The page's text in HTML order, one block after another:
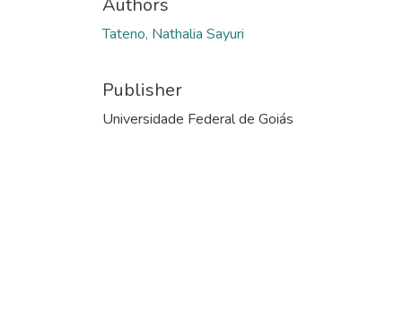
Authors
Tateno, Nathalia Sayuri
Publisher
Universidade Federal de Goiás